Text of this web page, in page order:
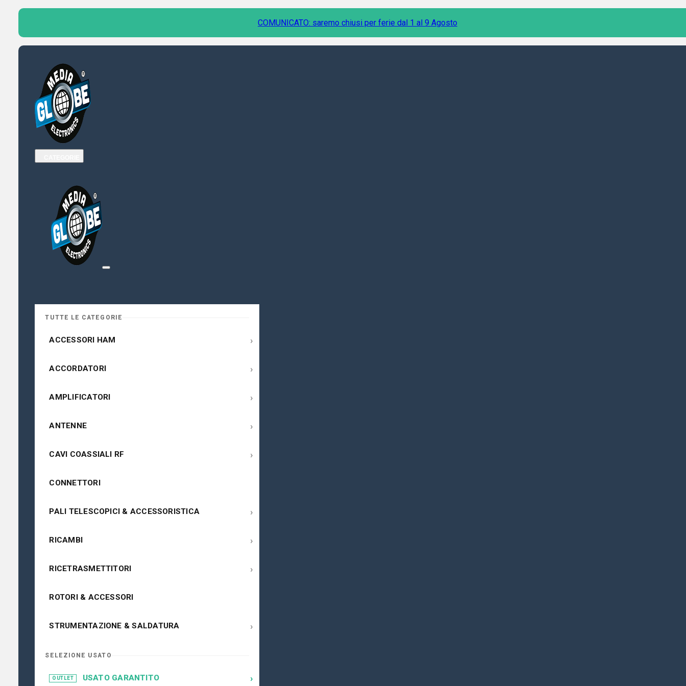
COMUNICATO: saremo chiusi per ferie dal 1 al 9 Agosto
TUTTE LE CATEGORIE
ACCESSORI HAM ›
ACCORDATORI ›
AMPLIFICATORI ›
ANTENNE ›
CAVI COASSIALI RF ›
CONNETTORI
PALI TELESCOPICI & ACCESSORISTICA ›
RICAMBI ›
RICETRASMETTITORI ›
ROTORI & ACCESSORI
STRUMENTAZIONE & SALDATURA ›
SELEZIONE USATO
OUTLET USATO GARANTITO ›